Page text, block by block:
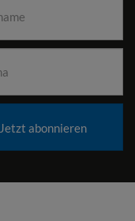
Jetzt abonnieren